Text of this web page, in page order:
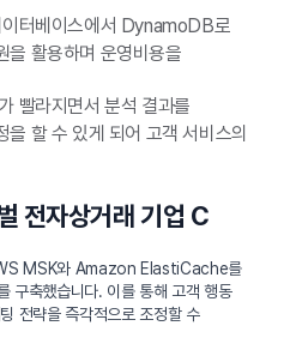
터베이스에서 DynamoDB로
을 활용하며 운영비용을
빨라지면서 분석 결과를
할 수 있게 되어 고객 서비스의
전자상거래 기업 C
MSK와 Amazon ElastiCache를
구축했습니다. 이를 통해 고객 행동
전략을 즉각적으로 조정할 수